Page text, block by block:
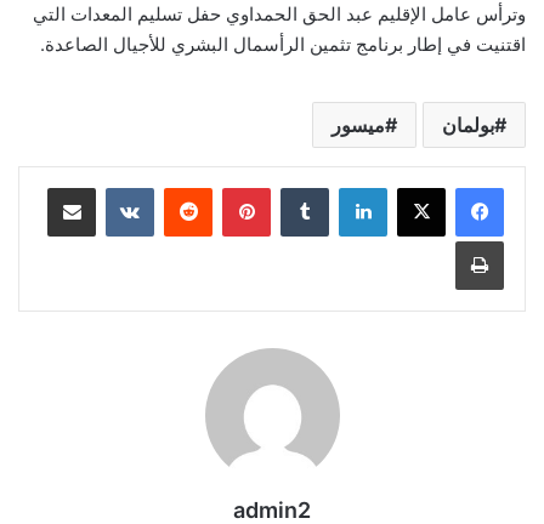
وترأس عامل الإقليم عبد الحق الحمداوي حفل تسليم المعدات التي
اقتنيت في إطار برنامج تثمين الرأسمال البشري للأجيال الصاعدة.
بولمان ميسور
لينكدإن بينتيريست مشاركة عبر البريد
طباعة
admin2